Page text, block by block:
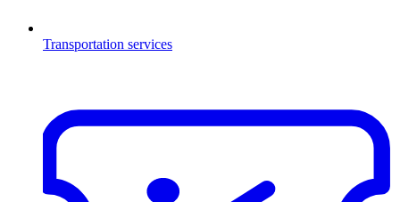
Transportation services